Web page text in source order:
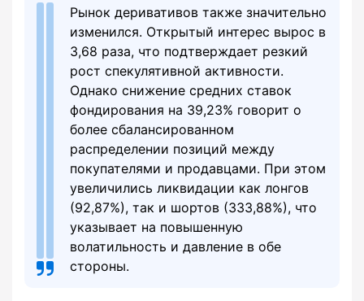
Рынок деривативов также значительно
изменился. Открытый интерес вырос в
3,68 раза, что подтверждает резкий
рост спекулятивной активности.
Однако снижение средних ставок
фондирования на 39,23% говорит о
более сбалансированном
распределении позиций между
покупателями и продавцами. При этом
увеличились ликвидации как лонгов
(92,87%), так и шортов (333,88%), что
указывает на повышенную
волатильность и давление в обе
стороны.